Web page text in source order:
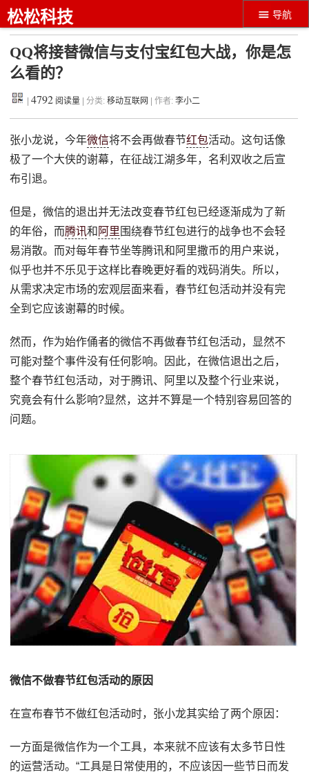
导航
松松科技
QQ将接替微信与支付宝红包大战，你是怎
么看的？
|4792 阅读量 | 分类:移动互联网 | 作者:李小二
张小龙说，今年微信将不会再做春节红包活动。这句话像
极了一个大侠的谢幕，在征战江湖多年，名利双收之后宣
布引退。
但是，微信的退出并无法改变春节红包已经逐渐成为了新
的年俗，而腾讯和 阿里 围绕春节红包进行的战争也不会轻
易消散。而对每年春节坐等腾讯和阿里撒币的用户来说，
似乎也并不乐见于这样比春晚更好看的戏码消失。所以，
从需求决定市场的宏观层面来看，春节红包活动并没有完
全到它应该谢幕的时候。
然而，作为始作俑者的微信不再做春节红包活动，显然不
可能对整个事件没有任何影响。因此，在微信退出之后，
整个春节红包活动，对于腾讯、阿里以及整个行业来说，
究竟会有什么影响?显然，这并不算是一个特别容易回答的
问题。
微信不做春节红包活动的原因
在宣布春节不做红包活动时，张小龙其实给了两个原因：
一方面是微信作为一个工具，本来就不应该有太多节日性
的运营活动。“工具是日常使用的，不应该因一些节日而发